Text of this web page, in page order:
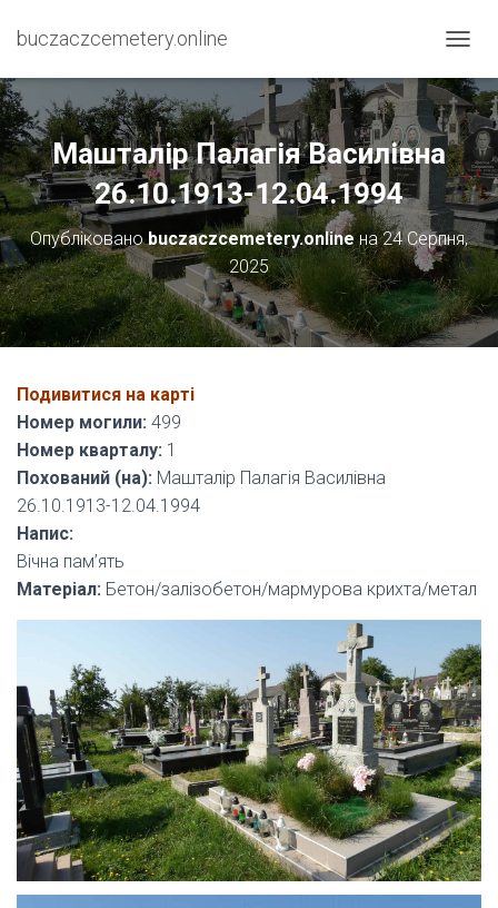
buczaczcemetery.online
Е
Р
Е
М
К
Н
У
Т
И
Н
А
В
І
Г
Машталір Палагія Василівна
26.10.1913-12.04.1994
Опублікованоbuczaczcemetery.onlineна24 Серпня,
2025
Подивитися на карті
Номер могили: 499
Номер кварталу: 1
Похований (на): Машталір Палагія Василівна
26.10.1913-12.04.1994
Напис:
Вічна пам’ять
Матеріал: Бетон/залізобетон/мармурова крихта/метал